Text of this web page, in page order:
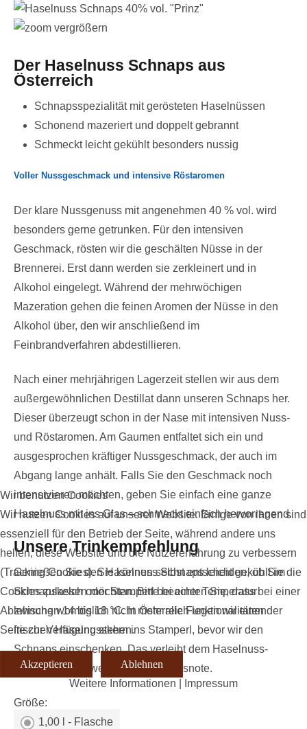
vergrößern
Der Haselnuss Schnaps aus
Österreich
Schnapsspezialität mit gerösteten Haselnüssen
Schonend mazeriert und doppelt gebrannt
Schmeckt leicht gekühlt besonders nussig
Voller Nussgeschmack und intensive Röstaromen
Der klare Nussgenuss mit angenehmen 40 % vol. wird
besonders gerne getrunken. Für den intensiven
Geschmack, rösten wir die geschälten Nüsse in der
Brennerei. Erst dann werden sie zerkleinert und in
Alkohol eingelegt. Während der mehrwöchigen
Mazeration gehen die feinen Aromen der Nüsse in den
Alkohol über, den wir anschließend im
Feinbrandverfahren abdestillieren.
Nach einer mehrjährigen Lagerzeit stellen wir aus dem
außergewöhnlichen Destillat dann unseren Schnaps her.
Dieser überzeugt schon in der Nase mit intensiven Nuss-
und Röstaromen. Am Gaumen entfaltet sich ein und
ausgesprochen kräftiger Nussgeschmack, der auch im
Abgang lange anhält. Falls Sie den Geschmack noch
intensivieren möchten, geben Sie einfach eine ganze
Haselnuss mit ins Glas – schmeckt einfach hervorragend.
Unsere Trinkempfehlung
Genießen Sie den Haselnuss Schnaps leicht gekühlt im
Schnapskelch oder Stamperl bei einer Temperatur
zwischen 14 bis 18 °C. In Österreich legen wir einen
frischen Haselnusskern ins Stamperl, bevor wir den
Schnaps einschenken. Das verleiht dem Haselnuss-
Schnaps einen weitere frische Nussnote.
Größe:
1,00 l - Flasche
Wir benutzen Cookies
Wir nutzen Cookies auf unserer Website. Einige von ihnen sind
essenziell für den Betrieb der Seite, während andere uns
helfen, diese Website und die Nutzererfahrung zu verbessern
(Tracking Cookies). Sie können selbst entscheiden, ob Sie die
Cookies zulassen möchten. Bitte beachten Sie, dass bei einer
Ablehnung womöglich nicht mehr alle Funktionalitäten der
Seite zur Verfügung stehen.
Akzeptieren
Ablehnen
Weitere Informationen
Impressum